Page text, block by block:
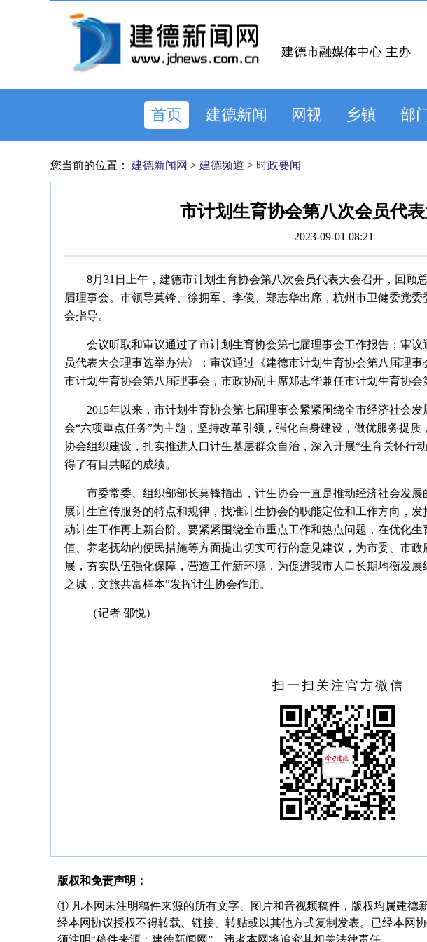
建德市融媒体中心 主办
首页 建德新闻 网视 乡镇 部
您当前的位置： 建德新闻网 > 建德频道 > 时政要闻
市计划生育协会第八次会员代
2023-09-01 08:21
8月31日上午，建德市计划生育协会第八次会员代表大会召开，回顾
届理事会。市领导莫锋、徐拥军、李俊、郑志华出席，杭州市卫健委党
会指导。
会议听取和审议通过了市计划生育协会第七届理事会工作报告；审
员代表大会理事选举办法》；审议通过《建德市计划生育协会第八届理
市计划生育协会第八届理事会，市政协副主席郑志华兼任市计划生育协会
2015年以来，市计划生育协会第七届理事会紧紧围绕全市经济社会
会“六项重点任务”为主题，坚持改革引领，强化自身建设，做优服务提
协会组织建设，扎实推进人口计生基层群众自治，深入开展“生育关怀行
得了有目共睹的成绩。
市委常委、组织部部长莫锋指出，计生协会一直是推动经济社会发
展计生宣传服务的特点和规律，找准计生协会的职能定位和工作方向，
动计生工作再上新台阶。要紧紧围绕全市重点工作和热点问题，在优化
值、养老抚幼的便民措施等方面提出切实可行的意见建议，为市委、市
展，夯实队伍强化保障，营造工作新环境，为促进我市人口长期均衡发
之城，文旅共富样本”发挥计生协会作用。
（记者 邵悦）
扫一扫关注官方微信
版权和免责声明：
① 凡本网未注明稿件来源的所有文字、图片和音视频稿件，版权均属建德
经本网协议授权不得转载、链接、转贴或以其他方式复制发表。已经本网
须注明“稿件来源：建德新闻网”，违者本网将追究其相关法律责任。